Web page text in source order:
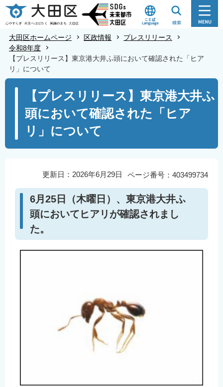
こ
の
大田区ホームページ 区政情報
プレスリリース
令和8年度
【プレスリリース】東京港大井ふ頭において確認された「ヒア
リ」について
【プレスリリース】東京港大井ふ
頭において確認された「ヒア
リ」について
ページ番号：403499734
更新日：2026年6月29日
6月25日（木曜日）、東京港大井ふ
頭においてヒアリが確認されまし
た。